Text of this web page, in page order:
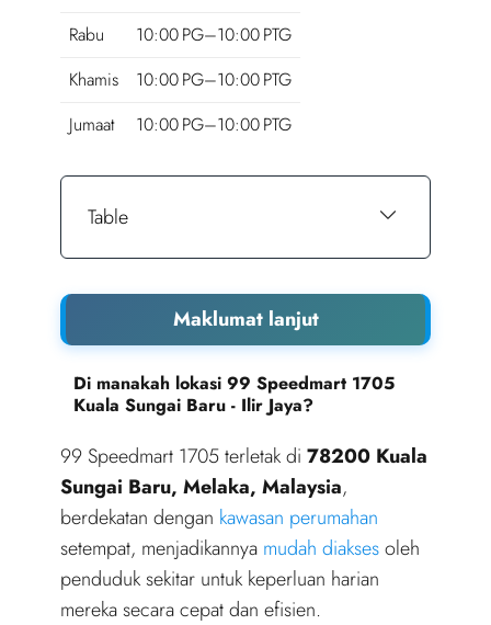
Rabu
10:00 PG–10:00 PTG
Khamis
10:00 PG–10:00 PTG
Jumaat
10:00 PG–10:00 PTG
Table
Maklumat lanjut
Di manakah lokasi 99 Speedmart 1705
Kuala Sungai Baru - Ilir Jaya?
99 Speedmart 1705 terletak di 78200 Kuala
Sungai Baru, Melaka, Malaysia,
berdekatan dengan kawasan perumahan
setempat, menjadikannya mudah diaksesoleh
penduduk sekitar untuk keperluan harian
mereka secara cepat dan efisien.